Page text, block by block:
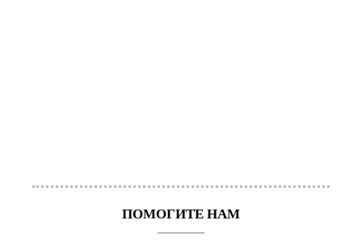
ПОМОГИТЕ НАМ